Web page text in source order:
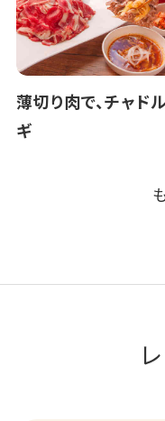
薄切り肉で、チャド
ギ